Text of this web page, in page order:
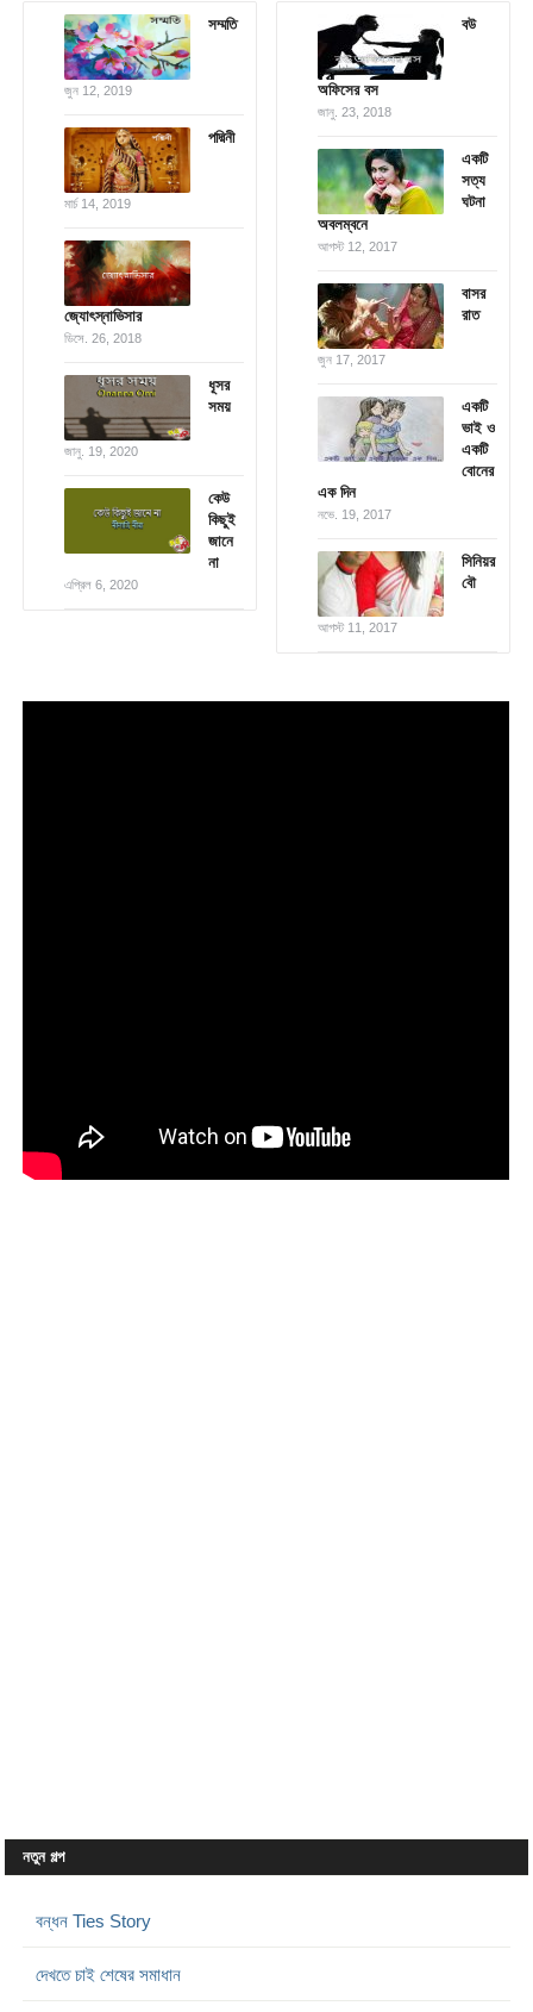
সম্মতি
জুন 12, 2019
পদ্মিনী
মার্চ 14, 2019
জ্যোৎস্নাভিসার
ডিসে. 26, 2018
ধূসর
সময়
জানু. 19, 2020
কেউ
কিছুই
জানে
না
এপ্রিল 6, 2020
বউ
অফিসের বস
জানু. 23, 2018
একটি
সত্য
ঘটনা
অবলম্বনে
আগস্ট 12, 2017
বাসর
রাত
জুন 17, 2017
একটি
ভাই ও
একটি
বোনের
এক দিন
নভে. 19, 2017
সিনিয়র
বৌ
আগস্ট 11, 2017
নতুন গল্প
বন্ধন Ties Story
দেখতে চাই শেষের সমাধান